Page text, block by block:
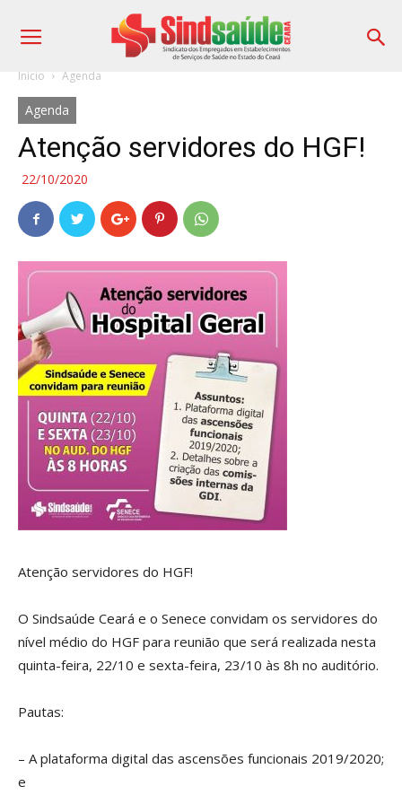
Início Agenda
Agenda
Atenção servidores do HGF!
22/10/2020
Atenção servidores do HGF!
O Sindsaúde Ceará e o Senece convidam os servidores do
nível médio do HGF para reunião que será realizada nesta
quinta-feira, 22/10 e sexta-feira, 23/10 às 8h no auditório.
Pautas:
– A plataforma digital das ascensões funcionais 2019/2020;
e